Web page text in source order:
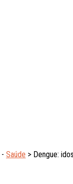
- Saúde > Dengue: